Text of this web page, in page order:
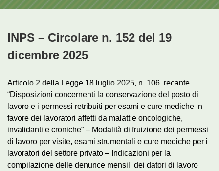
INPS – Circolare n. 152 del 19
dicembre 2025
Articolo 2 della Legge 18 luglio 2025, n. 106, recante
“Disposizioni concernenti la conservazione del posto di
lavoro e i permessi retribuiti per esami e cure mediche in
favore dei lavoratori affetti da malattie oncologiche,
invalidanti e croniche” – Modalità di fruizione dei permessi
di lavoro per visite, esami strumentali e cure mediche per i
lavoratori del settore privato – Indicazioni per la
compilazione delle denunce mensili dei datori di lavoro